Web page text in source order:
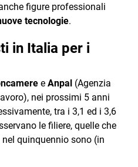
figure professionali
tecnologie.
in Italia per i
e Anpal (Agenzia
nei prossimi 5 anni
tra i 3,1 ed i 3,6
le filiere, quelle che
quinquennio sono (in